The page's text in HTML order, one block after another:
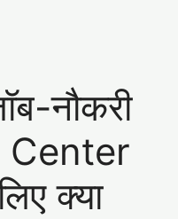
नौकरी
Center
क्या